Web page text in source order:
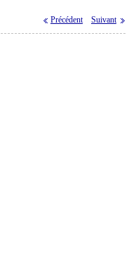
Précédent Suivant